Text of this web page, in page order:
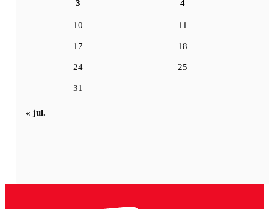
3 4
10 11
17 18
24 25
31
« jul.